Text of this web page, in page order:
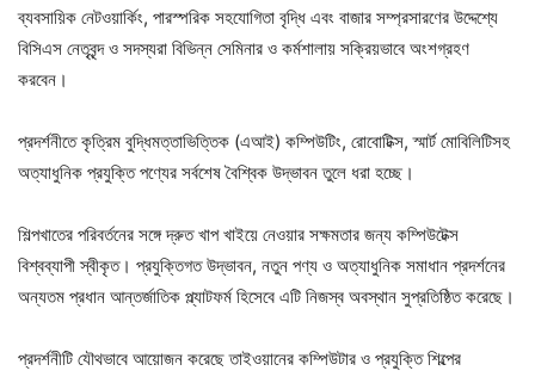
ব্যবসায়িক নেটওয়ার্কিং, পারস্পরিক সহযোগিতা বৃদ্ধি এবং বাজার সম্প্রসারণের উদ্দেশ্যে
বিসিএস নেতৃবৃন্দ ও সদস্যরা বিভিন্ন সেমিনার ও কর্মশালায় সক্রিয়ভাবে অংশগ্রহণ
করবেন।
প্রদর্শনীতে কৃত্রিম বুদ্ধিমত্তাভিত্তিক (এআই) কম্পিউটিং, রোবোটিক্স, স্মার্ট মোবিলিটিসহ
অত্যাধুনিক প্রযুক্তি পণ্যের সর্বশেষ বৈশ্বিক উদ্ভাবন তুলে ধরা হচ্ছে।
শিল্পখাতের পরিবর্তনের সঙ্গে দ্রুত খাপ খাইয়ে নেওয়ার সক্ষমতার জন্য কম্পিউটেক্স
বিশ্বব্যাপী স্বীকৃত। প্রযুক্তিগত উদ্ভাবন, নতুন পণ্য ও অত্যাধুনিক সমাধান প্রদর্শনের
অন্যতম প্রধান আন্তর্জাতিক প্ল্যাটফর্ম হিসেবে এটি নিজস্ব অবস্থান সুপ্রতিষ্ঠিত করেছে।
প্রদর্শনীটি যৌথভাবে আয়োজন করেছে তাইওয়ানের কম্পিউটার ও প্রযুক্তি শিল্পের